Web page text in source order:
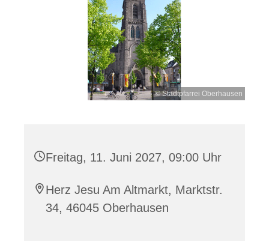
© Stadtpfarrei Oberhausen
Freitag, 11. Juni 2027, 09:00 Uhr
Herz Jesu Am Altmarkt, Marktstr.
34, 46045 Oberhausen